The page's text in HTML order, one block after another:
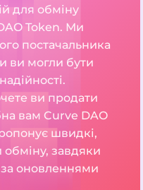
для обміну
Token. Ми
постачальника
ви могли бути
ви продати
вам Curve DAO
швидкі,
обміну, завдяки
оновленнями